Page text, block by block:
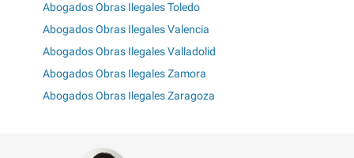
Abogados Obras Ilegales Toledo
Abogados Obras Ilegales Valencia
Abogados Obras Ilegales Valladolid
Abogados Obras Ilegales Zamora
Abogados Obras Ilegales Zaragoza